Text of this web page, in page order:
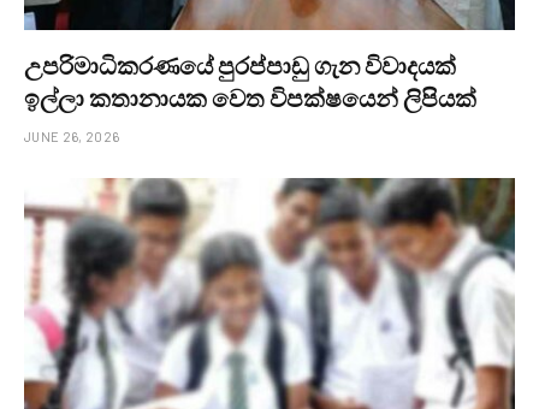
උපරිමාධිකරණයේ පුරප්පාඩු ගැන විවාදයක්
ඉල්ලා කතානායක වෙත විපක්ෂයෙන් ලිපියක්
JUNE 26, 2026